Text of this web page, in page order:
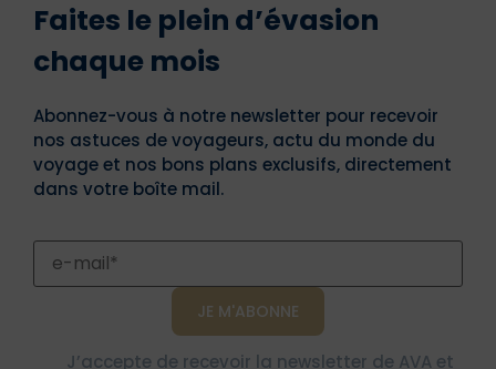
Faites le plein d’évasion
chaque mois
Abonnez-vous à notre newsletter pour recevoir
nos astuces de voyageurs, actu du monde du
voyage et nos bons plans exclusifs, directement
dans votre boîte mail.
J’accepte de recevoir la newsletter de AVA et